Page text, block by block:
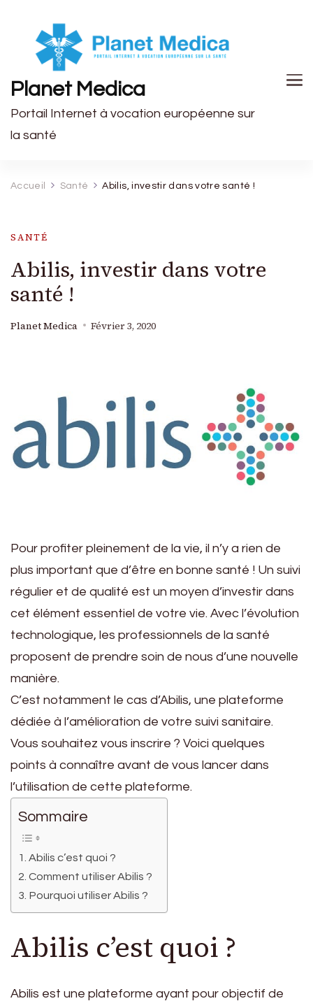
Planet Medica
Portail Internet à vocation européenne sur
la santé
Accueil Santé Abilis, investir dans votre santé !
SANTÉ
Abilis, investir dans votre
santé !
Planet Medica Février 3, 2020
Pour profiter pleinement de la vie, il n’y a rien de
plus important que d’être en bonne santé ! Un suivi
régulier et de qualité est un moyen d’investir dans
cet élément essentiel de votre vie. Avec l’évolution
technologique, les professionnels de la santé
proposent de prendre soin de nous d’une nouvelle
manière.
C’est notamment le cas d’Abilis, une plateforme
dédiée à l’amélioration de votre suivi sanitaire.
Vous souhaitez vous inscrire ? Voici quelques
points à connaître avant de vous lancer dans
l’utilisation de cette plateforme.
Sommaire
Abilis c’est quoi ?
Comment utiliser Abilis ?
Pourquoi utiliser Abilis ?
Abilis c’est quoi ?
Abilis est une plateforme ayant pour objectif de